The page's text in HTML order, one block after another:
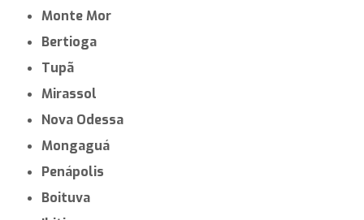
Monte Mor
Bertioga
Tupã
Mirassol
Nova Odessa
Mongaguá
Penápolis
Boituva